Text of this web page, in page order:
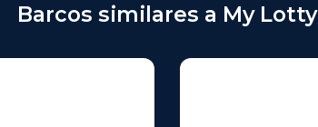
Barcos similares a My Lotty